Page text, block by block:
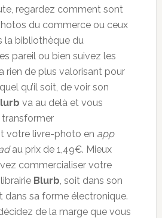
regardez comment sont
du commerce ou ceux
la bibliothèque du
pareil ou bien suivez les
rien de plus valorisant pour
qu’il soit, de voir son
va au delà et vous
transformer
votre livre-photo en app
au prix de 1,49€. Mieux
commercialiser votre
Blurb , soit dans son
dans sa forme électronique.
de la marge que vous